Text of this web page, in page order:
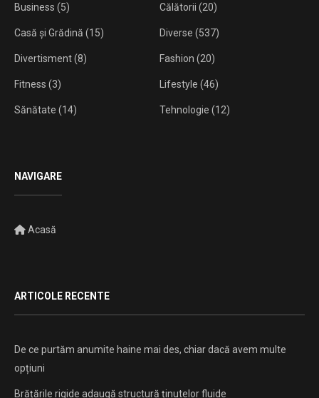
Business (5) Călătorii (20)
Casă și Grădină (15) Diverse (537)
Divertisment(8) Fashion (20)
Fitness (3) Lifestyle (46)
Sănătate (14) Tehnologie (12)
NAVIGARE
Acasă
ARTICOLE RECENTE
De ce purtăm anumite haine mai des, chiar dacă avem multe
opțiuni
Brățările rigide adaugă structură ținutelor fluide